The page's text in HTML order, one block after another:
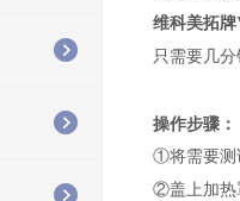
维科美拓牌
只需要几
操作步骤：
①将需要测
②盖上加热